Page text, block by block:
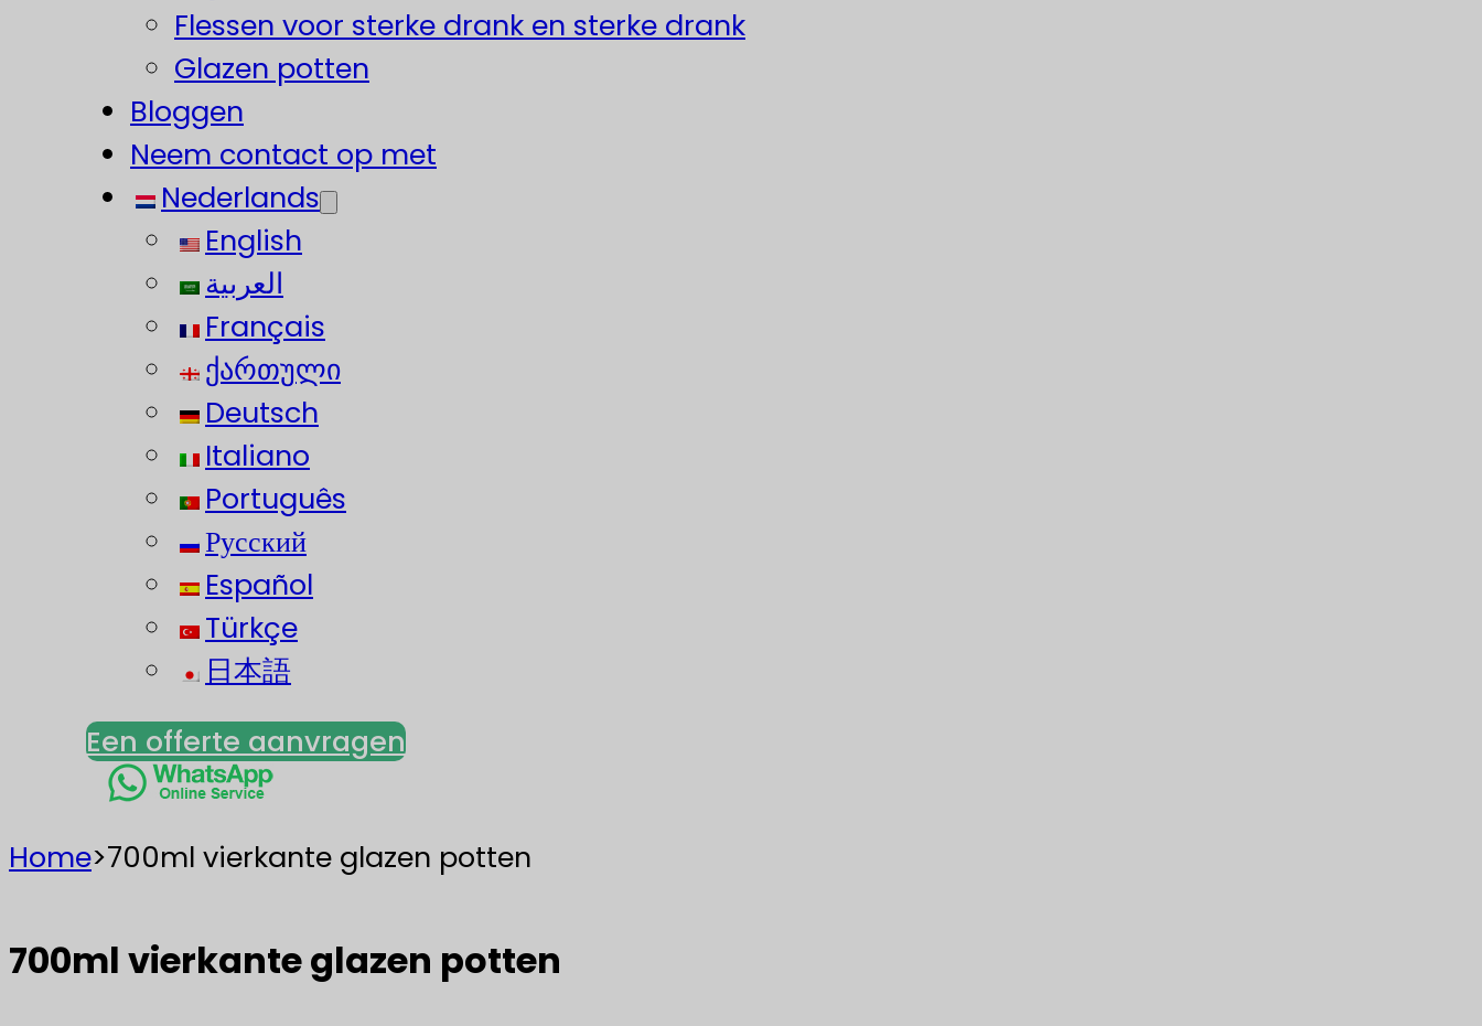
Flessen voor sterke drank en sterke drank
Glazen potten
Bloggen
Neem contact op met
Nederlands
English
العربية
Français
ქართული
Deutsch
Italiano
Português
Русский
Español
Türkçe
日本語
Een offerte aanvragen
Home>700ml vierkante glazen potten
700ml vierkante glazen potten